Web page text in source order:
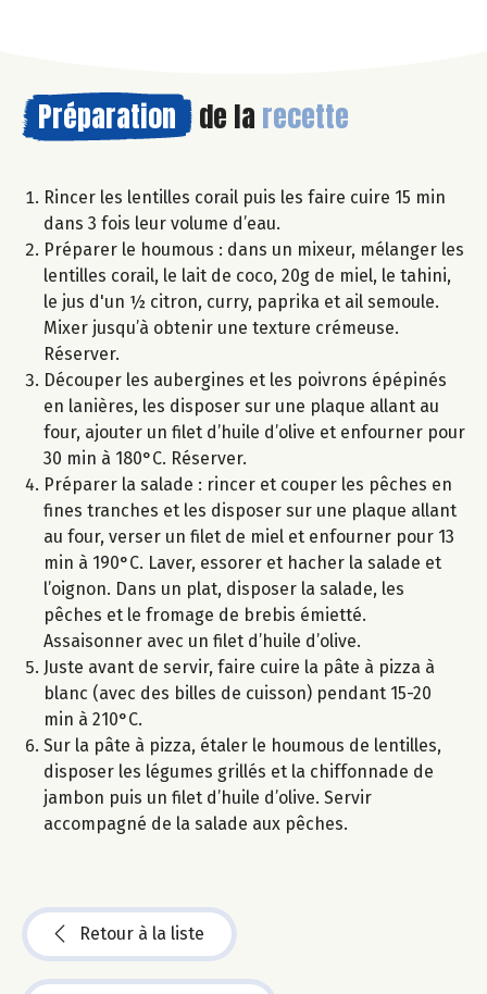
Préparation de la recette
Rincer les lentilles corail puis les faire cuire 15 min
dans 3 fois leur volume d’eau.
Préparer le houmous : dans un mixeur, mélanger les
lentilles corail, le lait de coco, 20g de miel, le tahini,
le jus d'un ½ citron, curry, paprika et ail semoule.
Mixer jusqu’à obtenir une texture crémeuse.
Réserver.
Découper les aubergines et les poivrons épépinés
en lanières, les disposer sur une plaque allant au
four, ajouter un filet d’huile d’olive et enfourner pour
30 min à 180°C. Réserver.
Préparer la salade : rincer et couper les pêches en
fines tranches et les disposer sur une plaque allant
au four, verser un filet de miel et enfourner pour 13
min à 190°C. Laver, essorer et hacher la salade et
l’oignon. Dans un plat, disposer la salade, les
pêches et le fromage de brebis émietté.
Assaisonner avec un filet d’huile d’olive.
Juste avant de servir, faire cuire la pâte à pizza à
blanc (avec des billes de cuisson) pendant 15-20
min à 210°C.
Sur la pâte à pizza, étaler le houmous de lentilles,
disposer les légumes grillés et la chiffonnade de
jambon puis un filet d’huile d’olive. Servir
accompagné de la salade aux pêches.
Retour à la liste